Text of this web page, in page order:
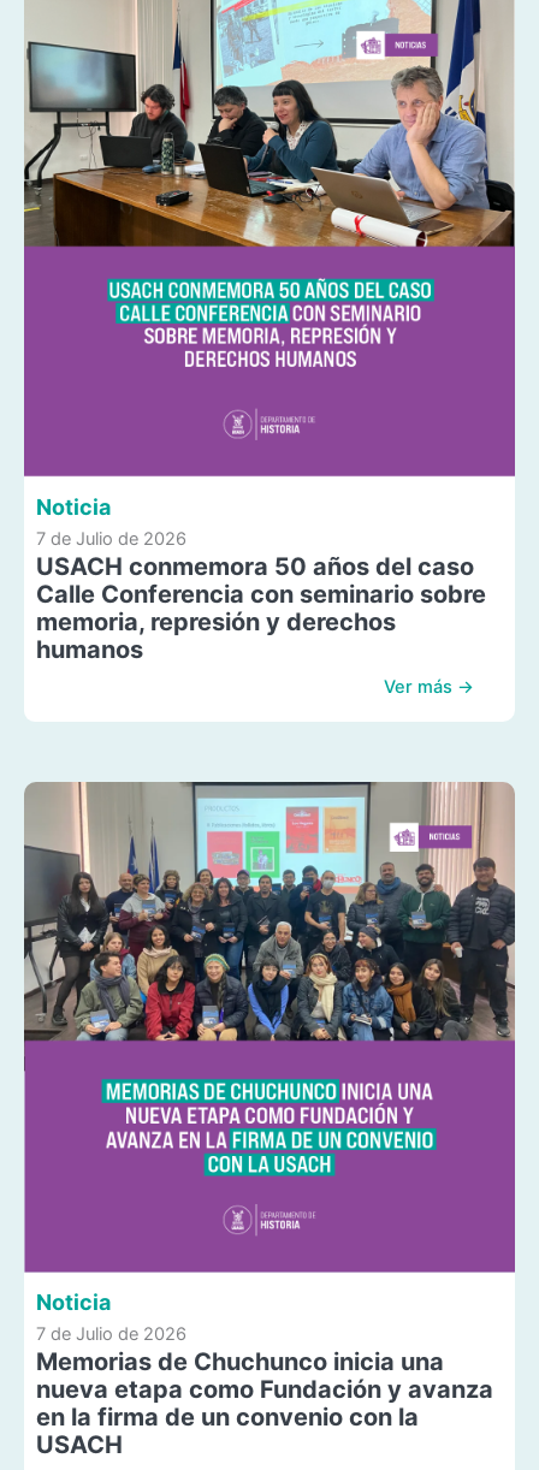
Noticia
7 de Julio de 2026
USACH conmemora 50 años del caso
Calle Conferencia con seminario sobre
memoria, represión y derechos
humanos
Ver más →
Noticia
7 de Julio de 2026
Memorias de Chuchunco inicia una
nueva etapa como Fundación y avanza
en la firma de un convenio con la
USACH